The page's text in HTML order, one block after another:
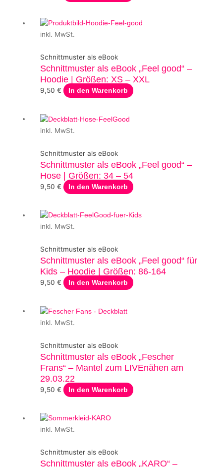
inkl. MwSt.
Schnittmuster als eBook
Schnittmuster als eBook „Feel good“ –
Hoodie | Größen: XS – XXL
9,50€ In den Warenkorb
inkl. MwSt.
Schnittmuster als eBook
Schnittmuster als eBook „Feel good“ –
Hose | Größen: 34 – 54
9,50€ In den Warenkorb
inkl. MwSt.
Schnittmuster als eBook
Schnittmuster als eBook „Feel good“ für
Kids – Hoodie | Größen: 86-164
9,50€ In den Warenkorb
inkl. MwSt.
Schnittmuster als eBook
Schnittmuster als eBook „Fescher
Frans“ – Mantel zum LIVEnähen am
29.03.22
9,50€ In den Warenkorb
inkl. MwSt.
Schnittmuster als eBook
Schnittmuster als eBook „KARO“ –